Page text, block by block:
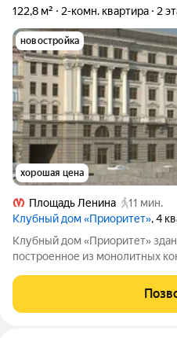
122,8 м²
2-комн. квартира 2
новостройка
хорошая цена
Площадь Ленина
11 мин.
Клубный дом «Приоритет», 4
Клубный дом «Приоритет» здание элитного класса,
построенное из монолитных
надземных и 2 подземных
квартир. Отделка в квартирах